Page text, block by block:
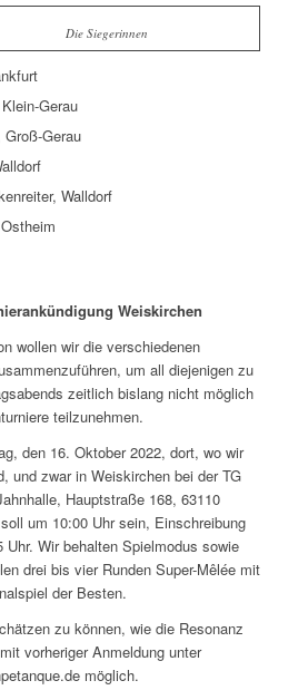
Die Siegerinnen
Gerau
Gerau
Walldorf
Weiskirchen
wollen wir die verschiedenen
um all diejenigen zu
zeitlich bislang nicht möglich
teilzunehmen.
den 16. Oktober 2022, dort, wo wir
und zwar in Weiskirchen bei der TG
Hauptstraße 168, 63110
um 10:00 Uhr sein, Einschreibung
Wir behalten Spielmodus sowie
drei bis vier Runden Super-Mêlée mit
der Besten.
zu können, wie die Resonanz
vorheriger Anmeldung unter
möglich.